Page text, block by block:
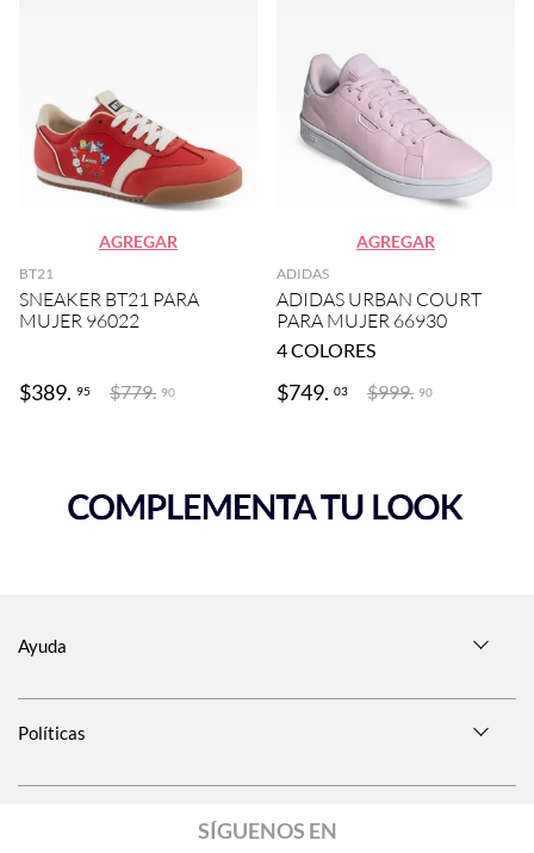
AGREGAR
BT21
SNEAKER BT21 PARA
MUJER 96022
$389. 95 $779. 90
AGREGAR
ADIDAS
ADIDAS URBAN COURT
PARA MUJER 66930
4COLORES
$749. 03 $999. 90
Ayuda
Políticas
SÍGUENOS EN